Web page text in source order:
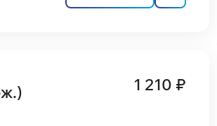
1 210 ₽